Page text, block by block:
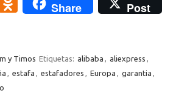
o
kl
Share
Post
y Timos Etiquetas: alibaba , aliexpress ,
, estafa , estafadores , Europa , garantia ,